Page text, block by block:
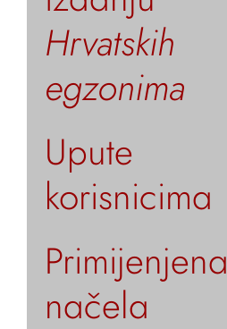
Hrvatskih
egzonima
Upute
korisnicima
Primijenjena
načela